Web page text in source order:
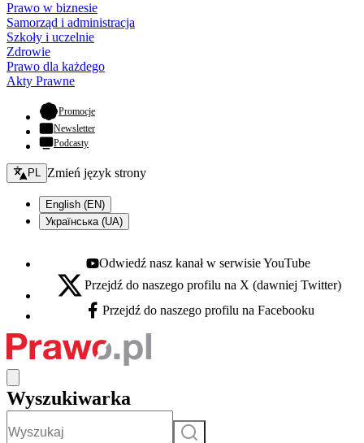
Prawo w biznesie
Samorząd i administracja
Szkoły i uczelnie
Zdrowie
Prawo dla każdego
Akty Prawne
Promocje- otwiera się w nowej karcie
Newsletter
Podcasty
Zmień język - bieżący:
PL Zmień język strony
English (EN)
Українська (UA)
Youtube - otwiera się w nowej karcie
Odwiedź nasz kanał w serwisie YouTube
X - otwiera się w nowej karcie
Przejdź do naszego profilu na X (dawniej Twitter)
Facebook - otwiera się w nowej karcie
Przejdź do naszego profilu na Facebooku
Wyszukiwarka
Szukaj